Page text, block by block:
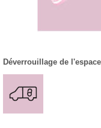
Déverrouillage de